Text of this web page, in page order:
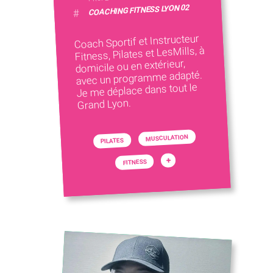
# COACHING FITNESS LYON 02
Coach Sportif et Instructeur
Fitness, Pilates et LesMills, à
domicile ou en extérieur,
avec un programme adapté.
Je me déplace dans tout le
Grand Lyon.
PILATES MUSCULATION
FITNESS +